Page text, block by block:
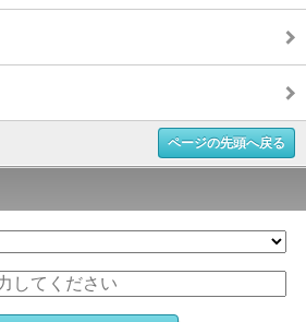
ページの先頭へ戻る